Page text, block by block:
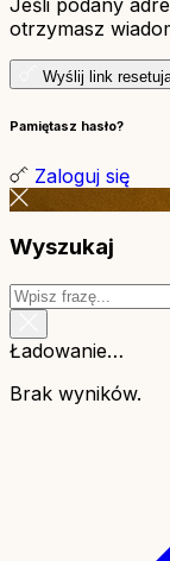
otrzymasz
Wyślij link
Pamiętasz hasło?
Zaloguj się
Wyszukaj
Ładowanie…
Brak wyników.